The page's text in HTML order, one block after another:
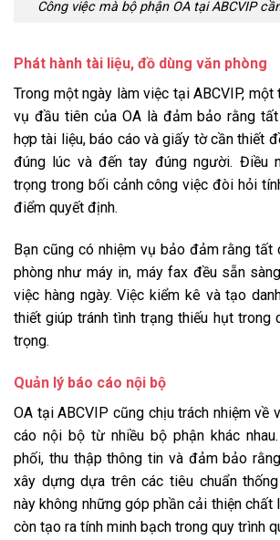
Công việc mà bộ phận OA tại ABCVIP
Phát hành tài liệu, đồ dùng văn phòng
Trong một ngày làm việc tại ABCVIP, một
vụ đầu tiên của OA là đảm bảo rằng
hợp tài liệu, báo cáo và giấy tờ cần thiết
đúng lúc và đến tay đúng người. Điều
trọng trong bối cảnh công việc đòi hỏi
điểm quyết định.
Bạn cũng có nhiệm vụ bảo đảm rằng tất
phòng như máy in, máy fax đều sẵn
việc hàng ngày. Việc kiểm kê và tạo
thiết giúp tránh tình trạng thiếu hụt trong
trọng.
Quản lý báo cáo nội bộ
OA tại ABCVIP cũng chịu trách nhiệm về
cáo nội bộ từ nhiều bộ phận khác
phối, thu thập thông tin và đảm bảo
xây dựng dựa trên các tiêu chuẩn
này không những góp phần cải thiện chất
còn tạo ra tính minh bạch trong quy trình